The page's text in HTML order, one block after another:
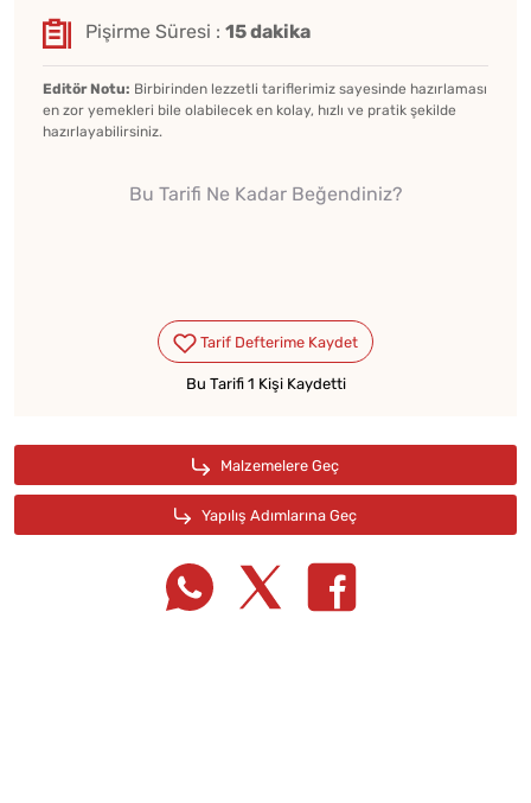
Pişirme Süresi : 15 dakika
Editör Notu: Birbirinden lezzetli tariflerimiz sayesinde hazırlaması
en zor yemekleri bile olabilecek en kolay, hızlı ve pratik şekilde
hazırlayabilirsiniz.
Bu Tarifi Ne Kadar Beğendiniz?
Bu Tarifi 1 Kişi Kaydetti